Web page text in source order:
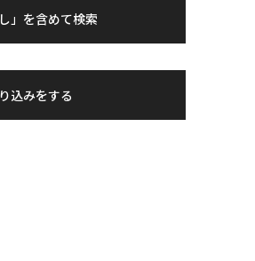
」を含めて検索
込みをする